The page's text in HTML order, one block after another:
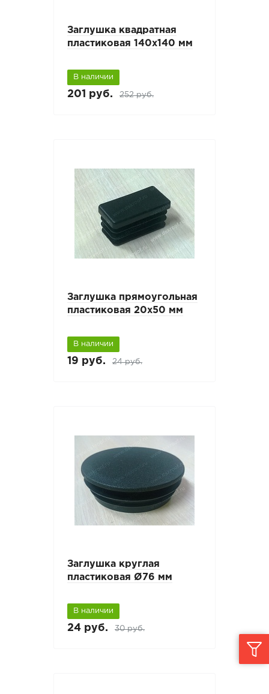
Заглушка квадратная
пластиковая 140х140 мм
В наличии
201 руб. 252 руб.
Заглушка прямоугольная
пластиковая 20х50 мм
В наличии
19 руб. 24 руб.
Заглушка круглая
пластиковая Ø76 мм
В наличии
24 руб. 30 руб.